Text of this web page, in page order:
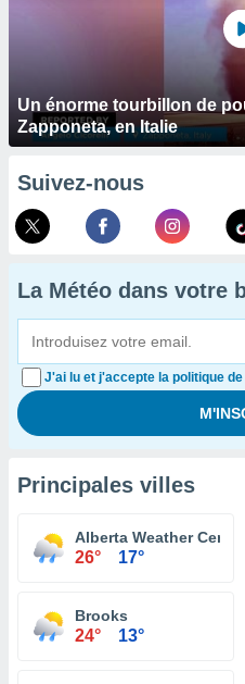
Un énorme tourbillon de
Zapponeta, en Italie
Suivez-nous
La Météo dans votre
J'ai lu et j'accepte la politique
Principales villes
Alberta Weather Centre
26° 17°
Brooks
24° 13°